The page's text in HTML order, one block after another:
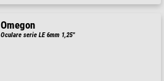
Omegon
Oculare serie LE 6mm 1,25''